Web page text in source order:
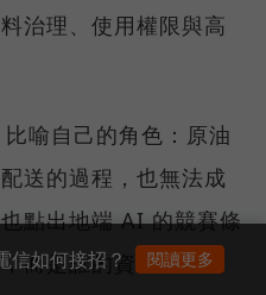
治理、使用權限與高
喻自己的角色：原油
送的過程，也無法成
點出地端 AI 的競賽條
而是誰的資料先準備
信如何接招？ 閱讀更多